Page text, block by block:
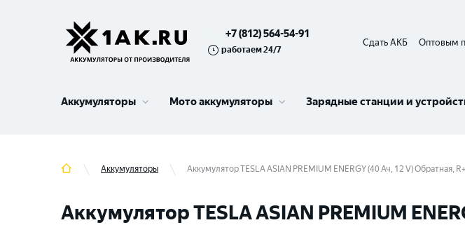
+7 (812) 564-54-91
работаем 24/7
Сдать АКБ Оптовым
Аккумуляторы Мото аккумуляторы Зарядные станции и
Аккумуляторы Аккумулятор TESLA ASIAN PREMIUM ENERGY (40 Ач, 12 V) Обратная,
Аккумулятор TESLA ASIAN PREMIUM